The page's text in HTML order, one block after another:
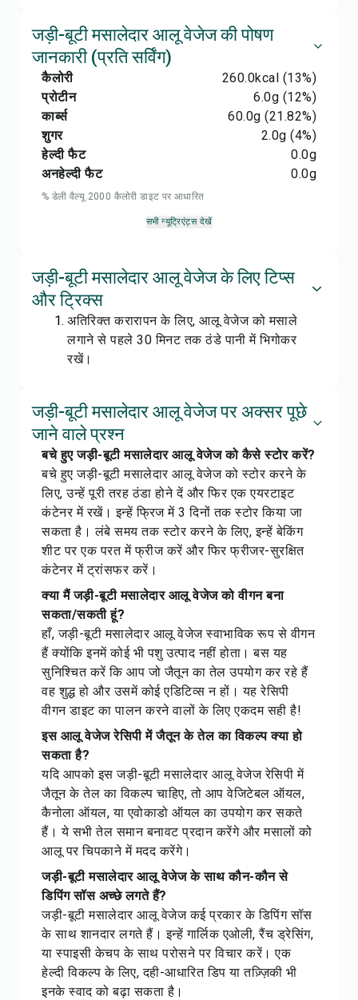
जड़ी-बूटी मसालेदार आलू वेजेज की पोषण
जानकारी (प्रति सर्विंग)
कैलोरी 260.0kcal (13%)
प्रोटीन
6.0g (12%)
कार्ब्स
60.0g (21.82%)
शुगर
2.0g (4%)
हेल्दी फैट
0.0g
अनहेल्दी फैट
0.0g
% डेली वैल्यू 2000 कैलोरी डाइट पर आधारित
सभी न्यूट्रिएंट्स देखें
जड़ी-बूटी मसालेदार आलू वेजेज के लिए टिप्स
और ट्रिक्स
अतिरिक्त करारापन के लिए, आलू वेजेज को मसाले
लगाने से पहले 30 मिनट तक ठंडे पानी में भिगोकर
रखें।
जड़ी-बूटी मसालेदार आलू वेजेज पर अक्सर पूछे
जाने वाले प्रश्न
बचे हुए जड़ी-बूटी मसालेदार आलू वेजेज को कैसे स्टोर करें?
बचे हुए जड़ी-बूटी मसालेदार आलू वेजेज को स्टोर करने के
लिए, उन्हें पूरी तरह ठंडा होने दें और फिर एक एयरटाइट
कंटेनर में रखें। इन्हें फ्रिज में 3 दिनों तक स्टोर किया जा
सकता है। लंबे समय तक स्टोर करने के लिए, इन्हें बेकिंग
शीट पर एक परत में फ्रीज करें और फिर फ्रीजर-सुरक्षित
कंटेनर में ट्रांसफर करें।
क्या मैं जड़ी-बूटी मसालेदार आलू वेजेज को वीगन बना
सकता/सकती हूं?
हाँ, जड़ी-बूटी मसालेदार आलू वेजेज स्वाभाविक रूप से वीगन
हैं क्योंकि इनमें कोई भी पशु उत्पाद नहीं होता। बस यह
सुनिश्चित करें कि आप जो जैतून का तेल उपयोग कर रहे हैं
वह शुद्ध हो और उसमें कोई एडिटिव्स न हों। यह रेसिपी
वीगन डाइट का पालन करने वालों के लिए एकदम सही है!
इस आलू वेजेज रेसिपी में जैतून के तेल का विकल्प क्या हो
सकता है?
यदि आपको इस जड़ी-बूटी मसालेदार आलू वेजेज रेसिपी में
जैतून के तेल का विकल्प चाहिए, तो आप वेजिटेबल ऑयल,
कैनोला ऑयल, या एवोकाडो ऑयल का उपयोग कर सकते
हैं। ये सभी तेल समान बनावट प्रदान करेंगे और मसालों को
आलू पर चिपकाने में मदद करेंगे।
जड़ी-बूटी मसालेदार आलू वेजेज के साथ कौन-कौन से
डिपिंग सॉस अच्छे लगते हैं?
जड़ी-बूटी मसालेदार आलू वेजेज कई प्रकार के डिपिंग सॉस
के साथ शानदार लगते हैं। इन्हें गार्लिक एओली, रैंच ड्रेसिंग,
या स्पाइसी केचप के साथ परोसने पर विचार करें। एक
हेल्दी विकल्प के लिए, दही-आधारित डिप या तज़्ज़िकी भी
इनके स्वाद को बढ़ा सकता है।